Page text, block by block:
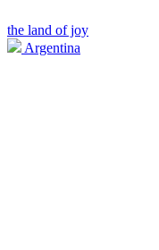
the land of joy
Argentina